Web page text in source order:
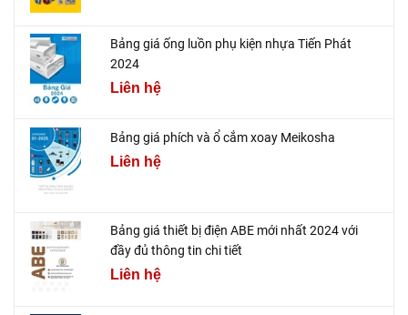
Bảng giá ống luồn phụ kiện nhựa Tiến Phát
2024
Liên hệ
Bảng giá phích và ổ cắm xoay Meikosha
Liên hệ
Bảng giá thiết bị điện ABE mới nhất 2024 với
đầy đủ thông tin chi tiết
Liên hệ